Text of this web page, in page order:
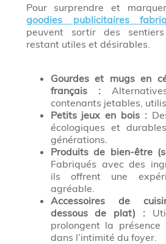
Pour surprendre et
goodies publicitaires
peuvent sortir des
restant utiles et désirables.
Gourdes et mugs en
français :
contenants jetables,
Petits jeux en bois :
écologiques et
générations.
Produits de bien-être
Fabriqués avec des
ils offrent une
agréable.
Accessoires de
dessous de plat) :
prolongent la
dans l’intimité du foyer.